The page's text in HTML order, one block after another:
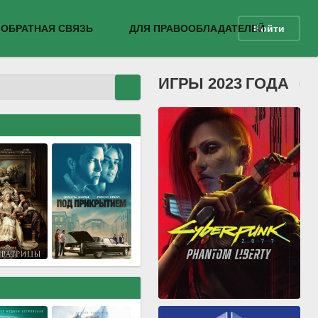
ОБРАТНАЯ СВЯЗЬ ДЛЯ ПРАВООБЛАДАТЕЛЕЙВойти
ИГРЫ 2023 ГОДА